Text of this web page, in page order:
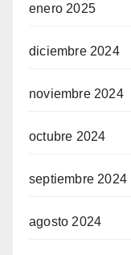
enero 2025
diciembre 2024
noviembre 2024
octubre 2024
septiembre 2024
agosto 2024